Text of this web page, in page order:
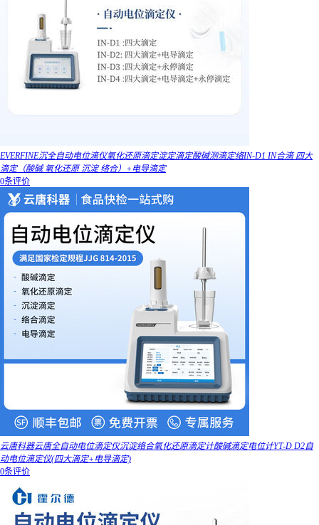
EVERFINE沉全自动电位滴仪氧化还原滴定淀定滴定酸碱测滴定络IN-D1 IN合滴 四大
滴定（酸碱 氧化还原 沉淀 络合）+电导滴定
0条评价
云唐科器云唐全自动电位滴定仪沉淀络合氧化还原滴定计酸碱滴定电位计YT-D D2自
动电位滴定仪(四大滴定+电导滴定)
0条评价